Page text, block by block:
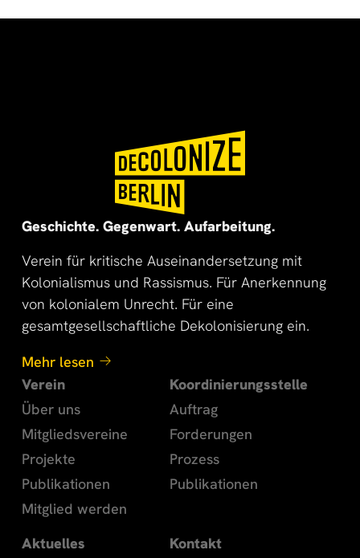
🌍
🌞
Geschichte. Gegenwart. Aufarbeitung.
Verein für kritische Auseinandersetzung mit
Kolonialismus und Rassismus. Für Anerkennung
von kolonialem Unrecht. Für eine
gesamtgesellschaftliche Dekolonisierung ein.
Mehr lesen
Verein
Über uns
Mitgliedsvereine
Projekte
Publikationen
Mitglied werden
Koordinierungsstelle
Auftrag
Forderungen
Prozess
Publikationen
Aktuelles
Kontakt